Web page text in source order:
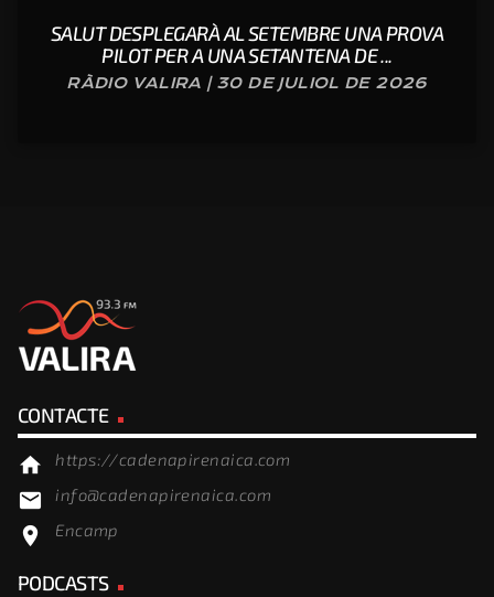
SALUT DESPLEGARÀ AL SETEMBRE UNA PROVA
PILOT PER A UNA SETANTENA DE ...
RÀDIO VALIRA | 30 DE JULIOL DE 2026
CONTACTE
home https://cadenapirenaica.com
email info@cadenapirenaica.com
location_on Encamp
PODCASTS